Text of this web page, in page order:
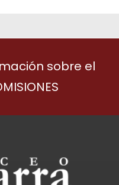
sobre el